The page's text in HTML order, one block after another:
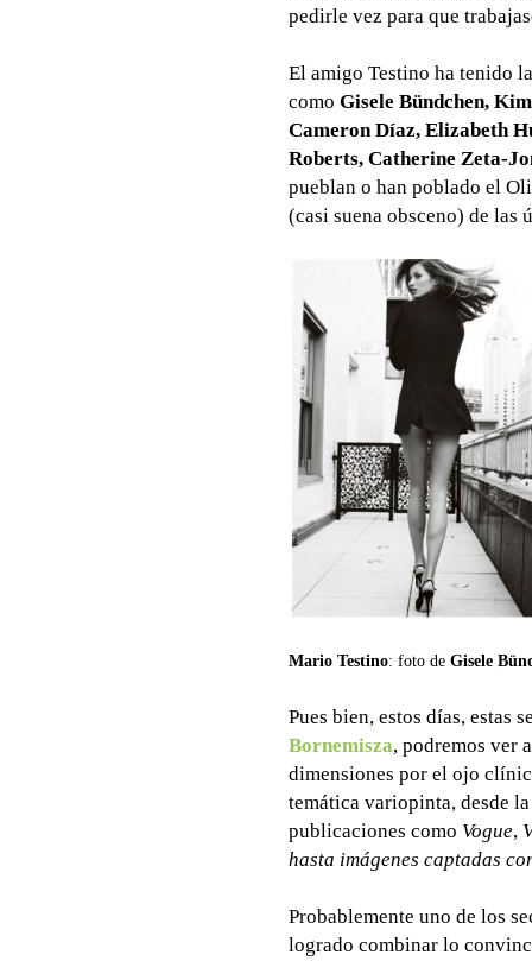
pedirle vez para que
El amigo Testino ha tenido
como Gisele Bündchen,
Cameron Díaz, Elizabeth
Roberts, Catherine Zeta-
pueblan o han poblado el
(casi suena obsceno) de las
Mario Testino: foto de Gisele
Pues bien, estos días, estas
Bornemisza, podremos ver
dimensiones por el ojo
temática variopinta, desde
publicaciones como Vogue,
hasta imágenes captadas
Probablemente uno de los
logrado combinar lo